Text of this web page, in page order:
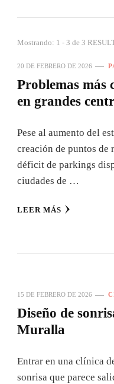
Mostrando: 1 - 3 de 3
20 DE FEBRERO DE 2026
Problemas más
en grandes
Pese al aumento del
creación de puntos de
déficit de parkings
ciudades de …
LEER MÁS
15 DE FEBRERO DE 2026
Diseño de
Muralla
Entrar en una clínica
sonrisa que parece